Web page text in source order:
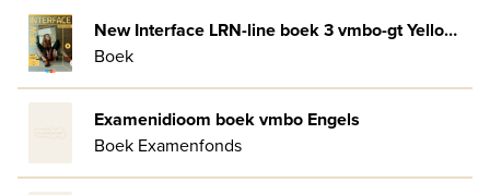
New Interface LRN-line boek 3 vmbo-gt Yellow label
Boek
Examenidioom boek vmbo Engels
Boek Examenfonds